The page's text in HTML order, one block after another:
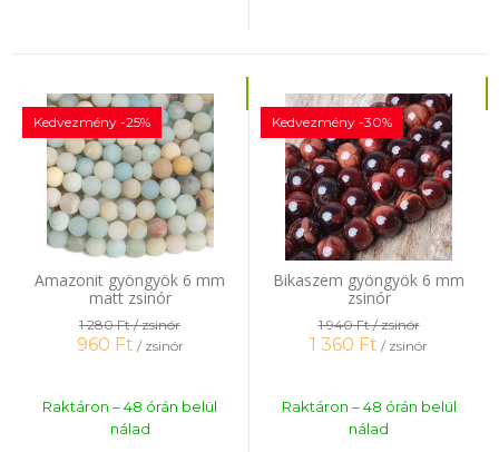
Amazonit gyöngyök 6 mm
matt zsinór
Kedvezmény -25%
1 280 Ft/ zsinór
960 Ft / zsinór
Raktáron – 48 órán belül
nálad
Bikaszem gyöngyök 6 mm
zsinór
Kedvezmény -30%
1 940 Ft/ zsinór
1 360 Ft / zsinór
Raktáron – 48 órán belül
nálad